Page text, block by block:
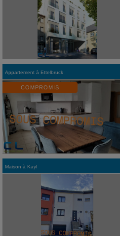
Appartement à Ettelbruck
COMPROMIS
Maison à Kayl